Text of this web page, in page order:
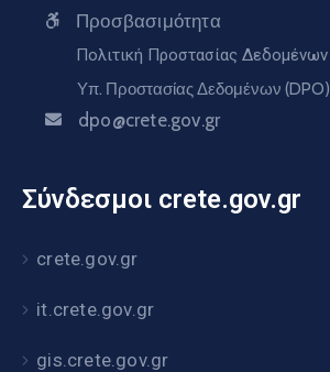
Προσβασιμότητα
Πολιτική Προστασίας Δεδομένων
Υπ. Προστασίας Δεδομένων (DPO)
dpo@crete.gov.gr
Σύνδεσμοι crete.gov.gr
crete.gov.gr
it.crete.gov.gr
gis.crete.gov.gr